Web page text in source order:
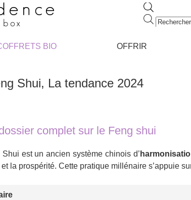
de
BIO
OFFRIR
Shui, La tendance 2024
complet sur le Feng shui
Shui est un ancien système chinois d’
la prospérité. Cette pratique millénaire s’appuie